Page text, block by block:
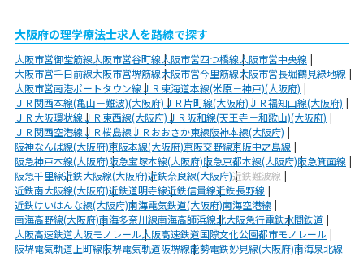
大阪府の理学療法士求人を路線で探す
大阪市営御堂筋線大阪市営谷町線大阪市営四つ橋線大阪市営中央線
大阪市営千日前線大阪市営堺筋線大阪市営今里筋線大阪市営長堀鶴見緑地線
大阪市営南港ポートタウン線ＪＲ東海道本線(米原－神戸)(大阪府)
ＪＲ関西本線(亀山－難波)(大阪府)ＪＲ片町線(大阪府)ＪＲ福知山線(大阪府)
ＪＲ大阪環状線ＪＲ東西線(大阪府)ＪＲ阪和線(天王寺－和歌山)(大阪府)
ＪＲ関西空港線ＪＲ桜島線ＪＲおおさか東線阪神本線(大阪府)
阪神なんば線(大阪府)京阪本線(大阪府)京阪交野線京阪中之島線
阪急神戸本線(大阪府)阪急宝塚本線(大阪府)阪急京都本線(大阪府)阪急箕面線
阪急千里線近鉄大阪線(大阪府)近鉄奈良線(大阪府)近鉄難波線
近鉄南大阪線(大阪府)近鉄道明寺線近鉄信貴線近鉄長野線
近鉄けいはんな線(大阪府)南海電気鉄道(大阪府)南海空港線
南海高野線(大阪府)南海多奈川線南海高師浜線北大阪急行電鉄水間鉄道
大阪高速鉄道大阪モノレール大阪高速鉄道国際文化公園都市モノレール
阪堺電気軌道上町線阪堺電気軌道阪堺線能勢電鉄妙見線(大阪府)南海泉北線